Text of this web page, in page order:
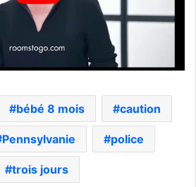
bébé 8 mois caution
Pennsylvanie police
trois jours